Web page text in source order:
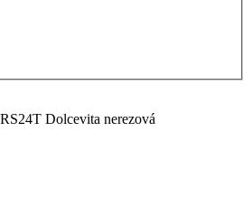
Dolcevita nerezová